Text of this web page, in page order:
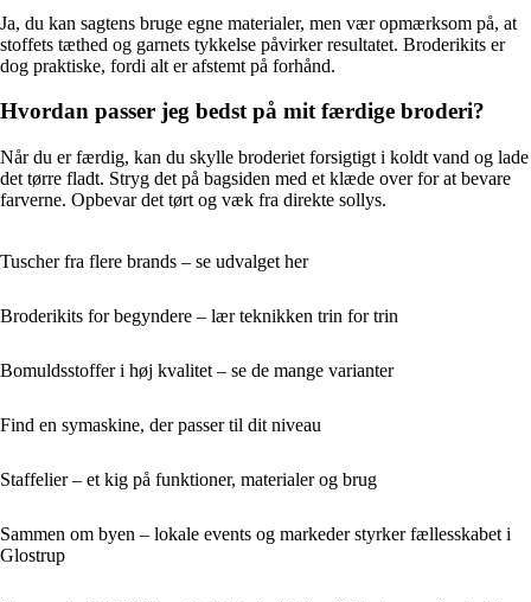
Ja, du kan sagtens bruge egne materialer, men vær opmærksom på, at
stoffets tæthed og garnets tykkelse påvirker resultatet. Broderikits er
dog praktiske, fordi alt er afstemt på forhånd.
Hvordan passer jeg bedst på mit færdige broderi?
Når du er færdig, kan du skylle broderiet forsigtigt i koldt vand og lade
det tørre fladt. Stryg det på bagsiden med et klæde over for at bevare
farverne. Opbevar det tørt og væk fra direkte sollys.
Tuscher fra flere brands – se udvalget her
Broderikits for begyndere – lær teknikken trin for trin
Bomuldsstoffer i høj kvalitet – se de mange varianter
Find en symaskine, der passer til dit niveau
Staffelier – et kig på funktioner, materialer og brug
Sammen om byen – lokale events og markeder styrker fællesskabet i
Glostrup